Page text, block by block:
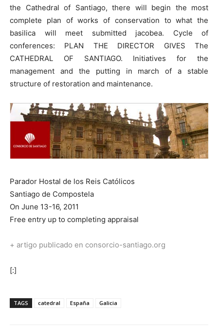
the Cathedral of Santiago, there will begin the most
complete plan of works of conservation to what the
basilica will meet submitted jacobea. Cycle of
conferences: PLAN THE DIRECTOR GIVES The
CATHEDRAL OF SANTIAGO. Initiatives for the
management and the putting in march of a stable
structure of restoration and maintenance.
Parador Hostal de los Reis Católicos
Santiago de Compostela
On June 13-16, 2011
Free entry up to completing appraisal
+ artigo publicado en consorcio-santiago.org
[:]
TAGS catedral España Galicia